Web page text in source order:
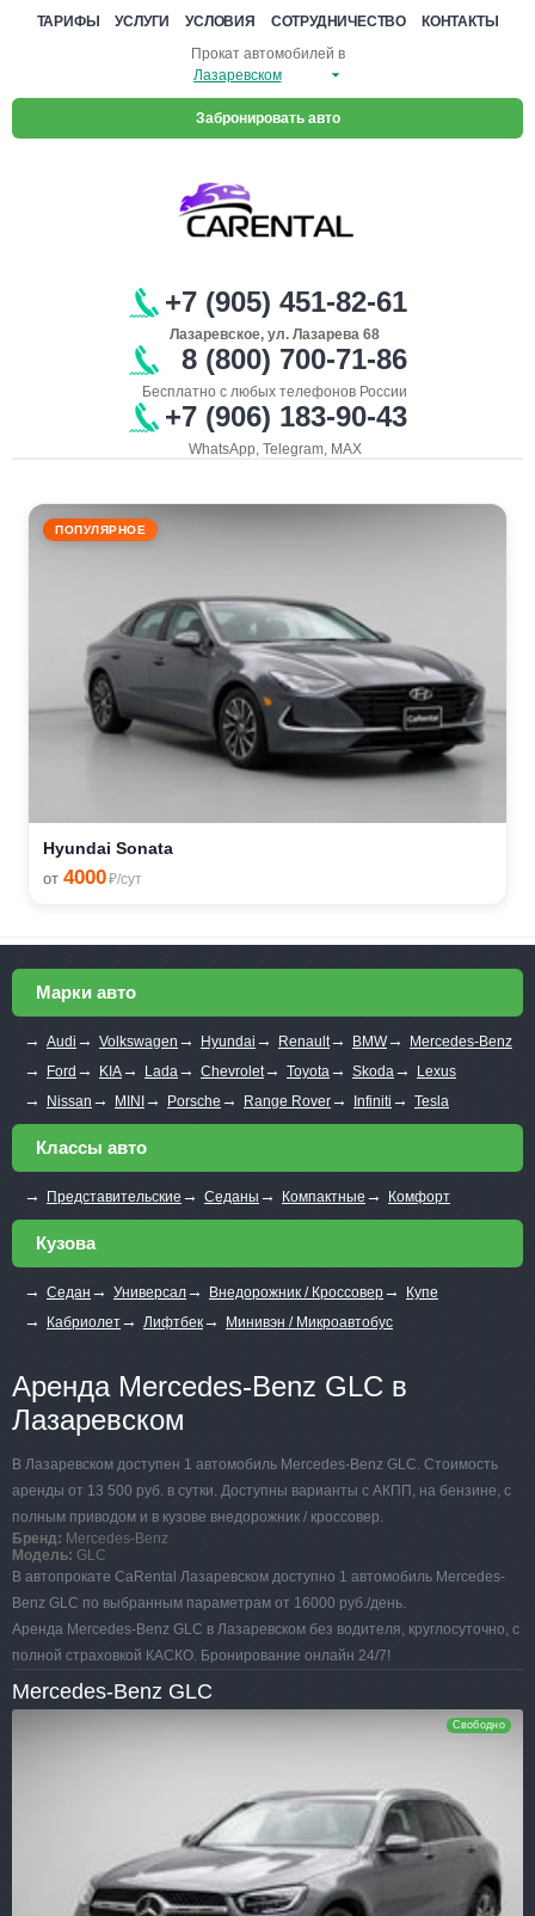
ТАРИФЫ УСЛУГИ УСЛОВИЯ СОТРУДНИЧЕСТВО
КОНТАКТЫ
Прокат автомобилей в
Забронировать авто
+7 (905) 451-82-61
Лазаревское, ул. Лазарева 68
8 (800) 700-71-86
Бесплатно с любых телефонов России
+7 (906) 183-90-43
WhatsApp, Telegram, MAX
ПОПУЛЯРНОЕ
Hyundai Sonata
от 4000₽/сут
Марки авто
→ Audi → Volkswagen → Hyundai → Renault→ BMW→ Mercedes-Benz
→ Ford → KIA→ Lada→ Chevrolet→ Toyota→ Skoda→ Lexus
→ Nissan → MINI → Porsche → Range Rover→ Infiniti → Tesla
Классы авто
→ Представительские → Седаны → Компактные → Комфорт
Кузова
→ Седан → Универсал→ Внедорожник / Кроссовер→ Купе
→ Кабриолет→ Лифтбек→ Минивэн / Микроавтобус
Аренда Mercedes-Benz GLC в
Лазаревском
В Лазаревском доступен 1 автомобиль Mercedes-Benz GLC. Стоимость
аренды от 13 500 руб. в сутки. Доступны варианты с АКПП, на бензине, с
полным приводом и в кузове внедорожник / кроссовер.
Бренд: Mercedes-Benz
Модель: GLC
В автопрокате CaRental Лазаревском доступно 1 автомобиль Mercedes-
Benz GLC по выбранным параметрам от 16000 руб./день.
Аренда Mercedes-Benz GLC в Лазаревском без водителя, круглосуточно, с
полной страховкой КАСКО. Бронирование онлайн 24/7!
Mercedes-Benz GLC
Свободно